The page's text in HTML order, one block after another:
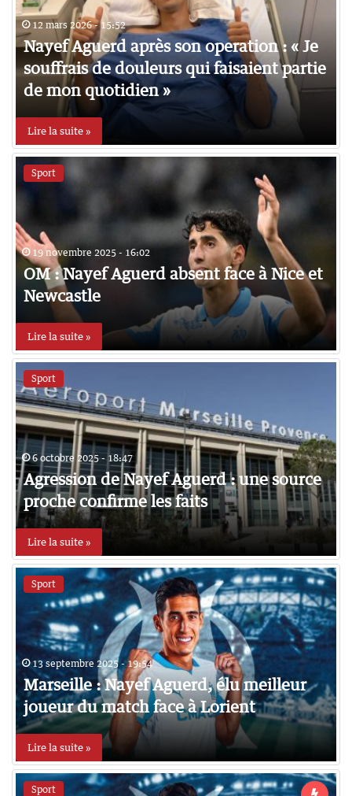
12 mars 2026 - 15:52
Nayef Aguerd après son operation : « Je
souffrais de douleurs qui faisaient partie
de mon quotidien »
Lire la suite »
Sport
19 novembre 2025 - 16:02
OM : Nayef Aguerd absent face à Nice et
Newcastle
Lire la suite »
Sport
6 octobre 2025 - 18:47
Agression de Nayef Aguerd : une source
proche confirme les faits
Lire la suite »
Sport
13 septembre 2025 - 19:54
Marseille : Nayef Aguerd, élu meilleur
joueur du match face à Lorient
Lire la suite »
Sport